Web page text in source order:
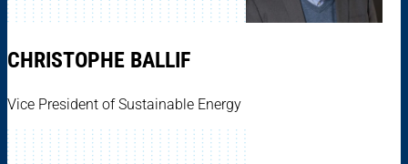
CHRISTOPHE BALLIF
Vice President of Sustainable Energy